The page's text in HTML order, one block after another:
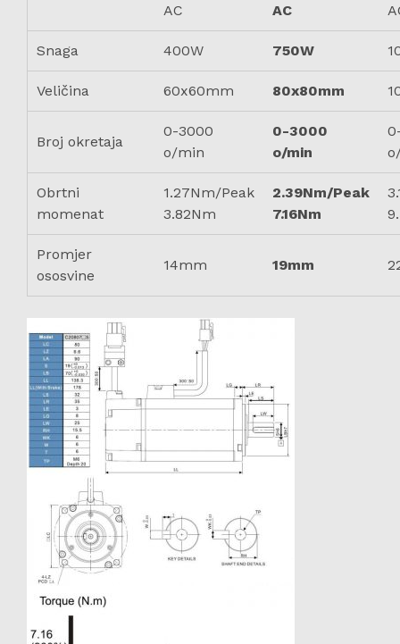
AC
AC
Snaga 400W 750W
Veličina 60x60mm 80x80mm
Broj okretaja
0-3000
o/min
0-3000
o/min
Obrtni
momenat
1.27Nm/Peak
3.82Nm
2.39Nm/Peak
7.16Nm
Promjer
ososvine
14mm 19mm